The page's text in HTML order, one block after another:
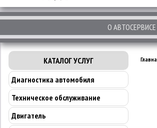
О АВТОСЕРВИСЕ
КАТАЛОГ УСЛУГ
Диагностика автомобиля
Техническое обслуживание
Двигатель